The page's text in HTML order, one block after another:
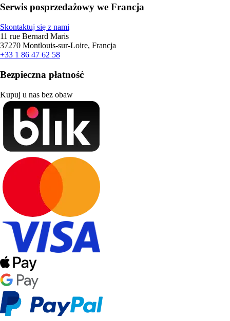
Serwis posprzedażowy we Francja
Skontaktuj się z nami
11 rue Bernard Maris
37270 Montlouis-sur-Loire, Francja
+33 1 86 47 62 58
Bezpieczna płatność
Kupuj u nas bez obaw